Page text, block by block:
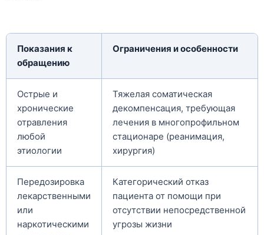
Показания к
обращению
Ограничения и особенности
Острые и
хронические
отравления
любой
этиологии
Тяжелая соматическая
декомпенсация, требующая
лечения в многопрофильном
стационаре (реанимация,
хирургия)
Передозировка
лекарственными
или
наркотическими
Категорический отказ
пациента от помощи при
отсутствии непосредственной
угрозы жизни